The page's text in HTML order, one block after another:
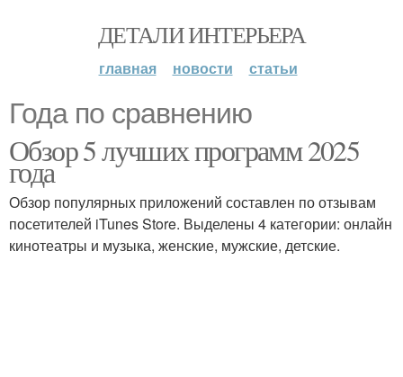
ДЕТАЛИ ИНТЕРЬЕРА
главная новости статьи
Года по сравнению
Обзор 5 лучших программ 2025
года
Обзор популярных приложений составлен по отзывам
посетителей iTunes Store. Выделены 4 категории: онлайн
кинотеатры и музыка, женские, мужские, детские.